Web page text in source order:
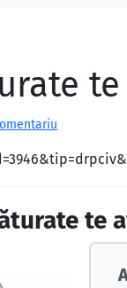
te
te